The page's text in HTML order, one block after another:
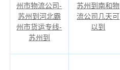
州市物流公司-
苏州到河北霸
州市货运专线-
苏州到
苏州到南和物
流公司几天可
以到